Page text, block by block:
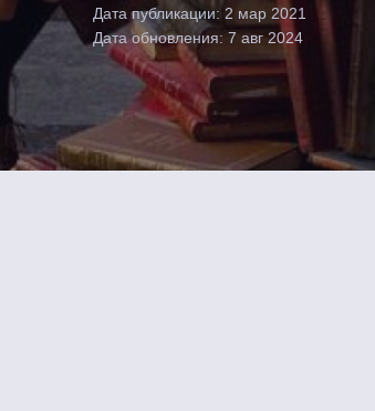
Дата публикации: 2 мар 2021
Дата обновления: 7 авг 2024